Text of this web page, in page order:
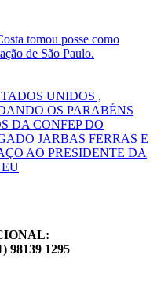
tomou posse como
de São Paulo.
UNIDOS ,
OS PARABÉNS
DA CONFEP DO
JARBAS FERRAS E
AO PRESIDENTE DA
98139 1295